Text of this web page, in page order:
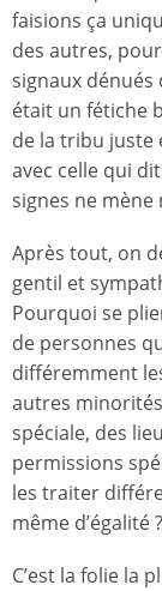
faisions ça
des autres,
signaux dénués
était un fétiche
de la tribu juste
avec celle qui
signes ne mène
Après tout, on
gentil et
Pourquoi se
de personnes
différemment
autres
spéciale, des
permissions
les traiter
même d’égalité ?
C’est la folie la